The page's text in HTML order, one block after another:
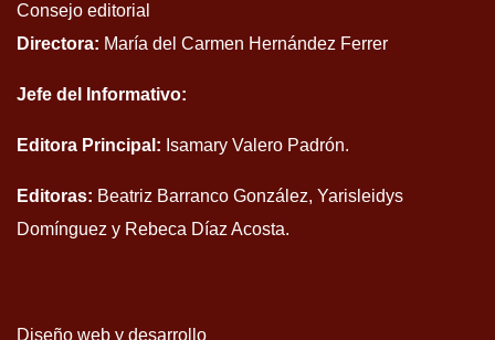
Consejo editorial
Directora: María del Carmen Hernández Ferrer
Jefe del Informativo:
Editora Principal: Isamary Valero Padrón.
Editoras: Beatriz Barranco González, Yarisleidys
Domínguez y Rebeca Díaz Acosta.
Diseño web y desarrollo